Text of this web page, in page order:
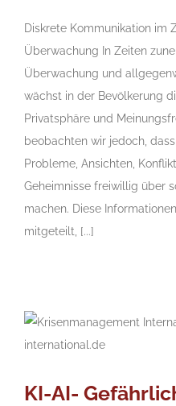
Diskrete Kommunikation im
Überwachung In Zeiten
Überwachung und
wächst in der Bevölkerung
Privatsphäre und
beobachten wir jedoch,
Probleme, Ansichten,
Geheimnisse freiwillig über
machen. Diese
mitgeteilt, [...]
KI-AI-